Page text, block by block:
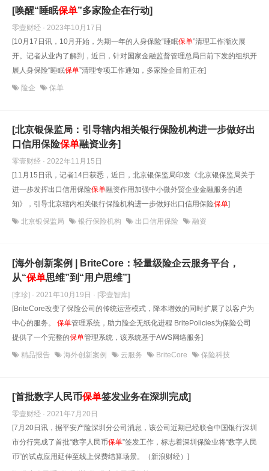
[唤醒“睡眠保单”多家险企在行动]
零壹财经 · 2023年10月17日
[10月17日讯，10月开始，为期一年的人身保险“睡眠保单”清理工作渐次展
开。记者从业内了解到，近日，针对国家金融监督管理总局日前下发的组织开
展人身保险“睡眠保单”清理专项工作通知，多家险企目前正在]
险企 保单
[北京银保监局：引导辖内相关银行保险机构进一步做好出
口信用保险保单融资业务]
零壹财经 · 2022年11月15日
[11月15日讯，记者14日获悉，近日，北京银保监局印发《北京银保监局关于
进一步发挥出口信用保险保单融资作用加强中小微外贸企业金融服务的通
知》，引导北京辖内相关银行保险机构进一步做好出口信用保险保单]
北京银保监局 银行保险机构 出口信用保险 融资
[海外创新案例 | BriteCore：轻量级险企云服务平台，
从“保单思维”到“用户思维”]
[李珍] · 2021年10月19日 · [零壹智库]
[BriteCore改变了保险公司的传统运营模式，降本增效的同时扩展了以客户为
中心的服务。 保单管理系统，助力险企无纸化进程 BritePolicies为保险公司
提供了一个完整的保单管理系统，该系统基于AWS网络服务]
精品报告 海外创新案例 云服务 BriteCore 保险科技
[首批数字人民币保单签发业务在深圳完成]
零壹财经 · 2021年7月20日
[7月20日讯，据平安产险深圳分公司消息，该公司近期已经联合中国银行深圳
市分行完成了首批“数字人民币保单”签发工作，标志着深圳保险业将“数字人民
币”的试点应用延伸至线上保费结算场景。（新浪财经）]